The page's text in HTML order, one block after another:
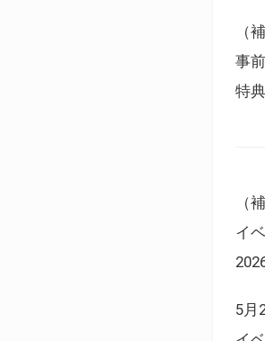
（
事
特
（
イ
5月